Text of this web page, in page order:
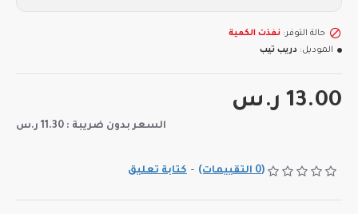
(0 التقييمات) - كتابة تعليق
13.00 ر.س
السعر بدون ضريبة : 11.30 ر.س
حالة التوفر: نفذت الكمية
الموديل: دريب تيب